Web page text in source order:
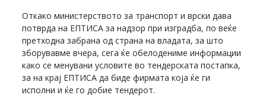
Откако министерството за транспорт и врски дава
потврда на ЕПТИСА за надзор при изградба, по веќе
претходна забрана од страна на владата, за што
зборувавме вчера, сега ќе обелодениме информации
како се менувани условите во тендерската постапка,
за на крај ЕПТИСА да биде фирмата која ќе ги
исполни и ќе го добие тендерот.